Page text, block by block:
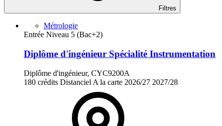
Filtres
Métrologie
Entrée Niveau 5 (Bac+2)
Diplôme d'ingénieur Spécialité Instrumentation
Diplôme d'ingénieur, CYC9200A
180 crédits Distanciel A la carte 2026/27 2027/28